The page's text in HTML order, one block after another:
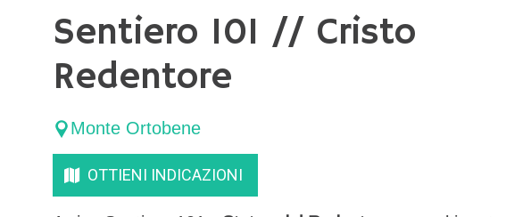
Sentiero 101 // Cristo
Redentore
Monte Ortobene
OTTIENI INDICAZIONI